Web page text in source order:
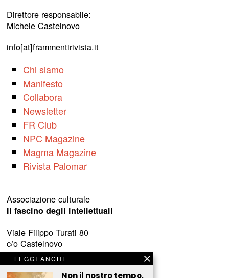
Direttore responsabile:
Michele Castelnovo
info[at]frammentirivista.it
Chi siamo
Manifesto
Collabora
Newsletter
FR Club
NPC Magazine
Magma Magazine
Rivista Palomar
Associazione culturale
Il fascino degli intellettuali
Viale Filippo Turati 80
c/o Castelnovo
23900 Lecco (LC)
LEGGI ANCHE
Non il nostro tempo,